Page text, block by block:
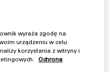
wyraża zgodę na
urządzeniu w celu
korzystania z witryny i
Ochrona